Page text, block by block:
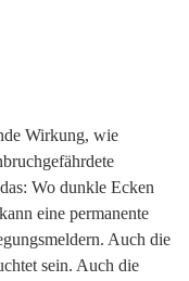
Wirkung, wie
Wo dunkle Ecken
eine permanente
Auch die
sein. Auch die